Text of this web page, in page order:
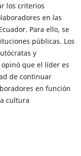
los criterios
en las
Para ello, se
públicas. Los
y
que el líder es
de continuar
en función
cultura